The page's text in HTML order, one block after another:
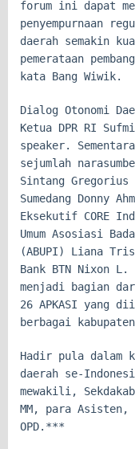
forum ini dapat
penyempurnaan
daerah semakin
pemerataan
kata Bang Wiwik.
Dialog Otonomi
Ketua DPR RI
speaker.
sejumlah
Sintang Gregorius
Sumedang Donny
Eksekutif CORE
Umum Asosiasi
(ABUPI) Liana
Bank BTN Nixon
menjadi bagian
26 APKASI yang
berbagai
Hadir pula dalam
daerah se-
mewakili,
MM, para
OPD.***